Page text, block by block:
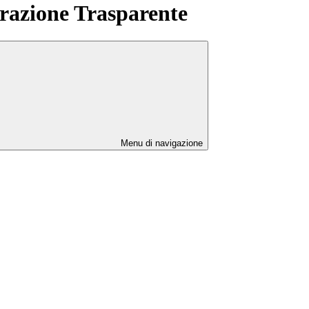
Trasparente
Menu di navigazione